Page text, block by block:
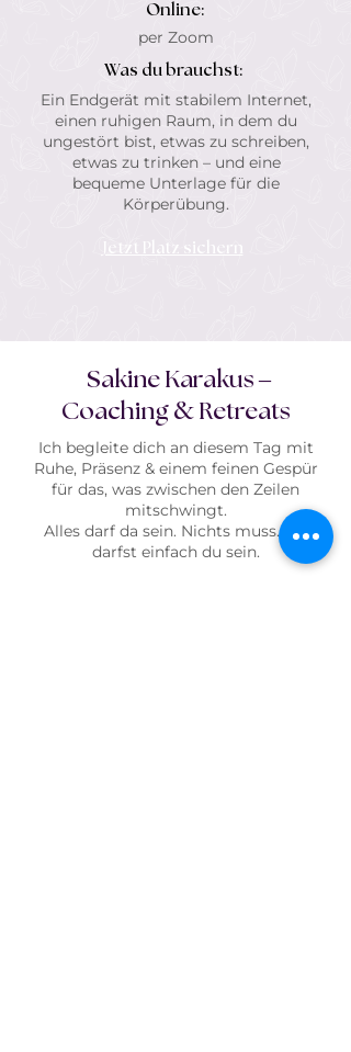
Online:
per Zoom
Was du brauchst:
Ein Endgerät mit stabilem Internet,
einen ruhigen Raum, in dem du
ungestört bist, etwas zu schreiben,
etwas zu trinken – und eine
bequeme Unterlage für die
Körperübung.
Jetzt Platz sichern
Sakine Karakus –
Coaching & Retreats
Ich begleite dich an diesem Tag mit
Ruhe, Präsenz & einem feinen Gespür
für das, was zwischen den Zeilen
mitschwingt.
Alles darf da sein. Nichts muss. Du
darfst einfach du sein.